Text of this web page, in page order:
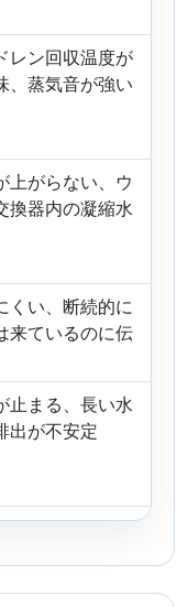
レン回収温度が
、蒸気音が強い
上がらない、ウ
換器内の凝縮水
くい、断続的に
来ているのに伝
止まる、長い水
出が不安定